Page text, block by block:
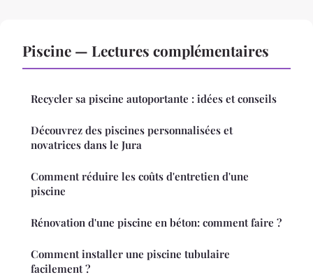
Piscine — Lectures complémentaires
Recycler sa piscine autoportante : idées et conseils
Découvrez des piscines personnalisées et
novatrices dans le Jura
Comment réduire les coûts d'entretien d'une
piscine
Rénovation d'une piscine en béton: comment faire ?
Comment installer une piscine tubulaire
facilement ?